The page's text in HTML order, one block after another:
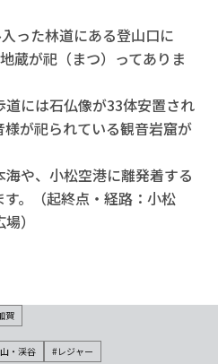
った林道にある登山口に
蔵が祀（まつ）ってありま
には石仏像が33体安置され
が祀られている観音岩窟が
や、小松空港に離発着する
。（起終点・経路：小松
）
賀
・渓谷
#レジャー